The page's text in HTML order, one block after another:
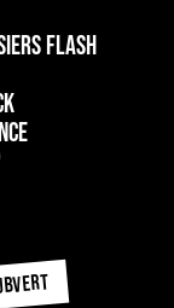
Flash